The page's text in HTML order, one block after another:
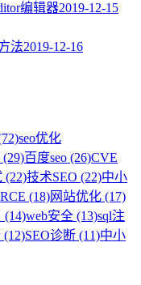
编辑器2019-12-15
法2019-12-16
seo优化
(29)百度seo (26)CVE
(22)技术SEO (22)中小
RCE (18)网站优化 (17)
(14)web安全 (13)sql注
(12)SEO诊断 (11)中小